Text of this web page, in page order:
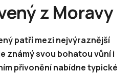
z Moravy
patří mezi nejvýraznější
známý svou bohatou vůní i
přivonění nabídne typické